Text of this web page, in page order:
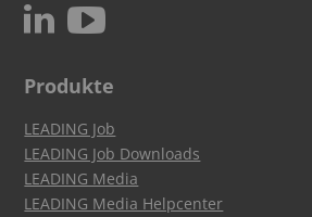
N c
Produkte
LEADING Job
LEADING Job Downloads
LEADING Media
LEADING Media Helpcenter